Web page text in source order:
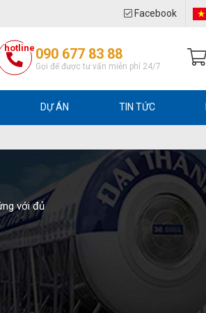
Facebook
hotline 090 677 83 88
Gọi để được tư vấn miễn phí 24/7
DỰ ÁN TIN TỨC
với đủ